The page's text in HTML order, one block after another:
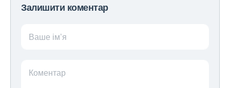
Залишити коментар
Ваше ім’я
Коментар